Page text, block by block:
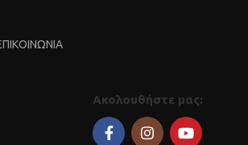
Ακολουθήστε μας: